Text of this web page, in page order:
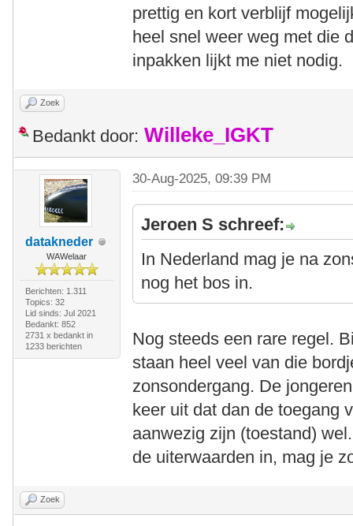
prettig en kort verblijf
heel snel weer weg met die
inpakken lijkt me niet nodig.
Zoek
Bedankt door: Willeke_IGKT
datakneder
WAWelaar
Berichten: 1.311
Topics: 32
Lid sinds: Jul 2021
Bedankt: 852
2731 x bedankt in
1233 berichten
30-Aug-2025, 09:39 PM
Jeroen S schreef:
In Nederland mag je na
nog het bos in.
Nog steeds een rare regel.
staan heel veel van die
zonsondergang. De
keer uit dat dan de toegang
aanwezig zijn (toestand)
de uiterwaarden in, mag je
Zoek